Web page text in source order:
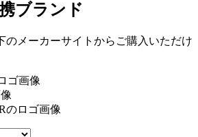
ブランド
のメーカーサイトからご購入いただけ